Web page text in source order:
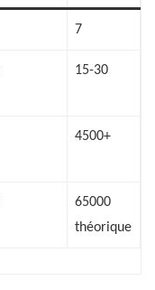
7
15-30
4500+
65000
théorique